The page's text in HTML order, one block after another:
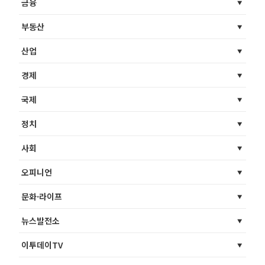
부동산
산업
경제
국제
정치
사회
오피니언
문화·라이프
뉴스발전소
이투데이TV